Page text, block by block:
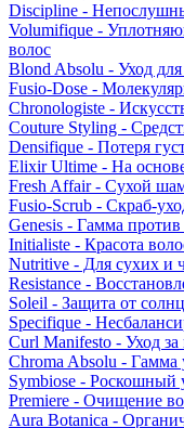
Discipline -
Volumifique -
волос
Blond Absolu - Уход
Fusio-Dose -
Chronologiste -
Couture Styling -
Densifique - Потеря
Elixir Ultime - На
Fresh Affair - Сухой
Fusio-Scrub - Скраб-
Genesis - Гамма
Initialiste - Красота
Nutritive - Для сухих и
Resistance -
Soleil - Защита от
Specifique -
Curl Manifesto - Уход
Chroma Absolu -
Symbiose - Роскошный
Premiere - Очищение
Aura Botanica -